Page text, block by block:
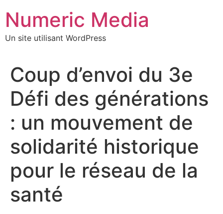
contenu
Numeric Media
Un site utilisant WordPress
Coup d’envoi du 3e
Défi des générations
: un mouvement de
solidarité historique
pour le réseau de la
santé